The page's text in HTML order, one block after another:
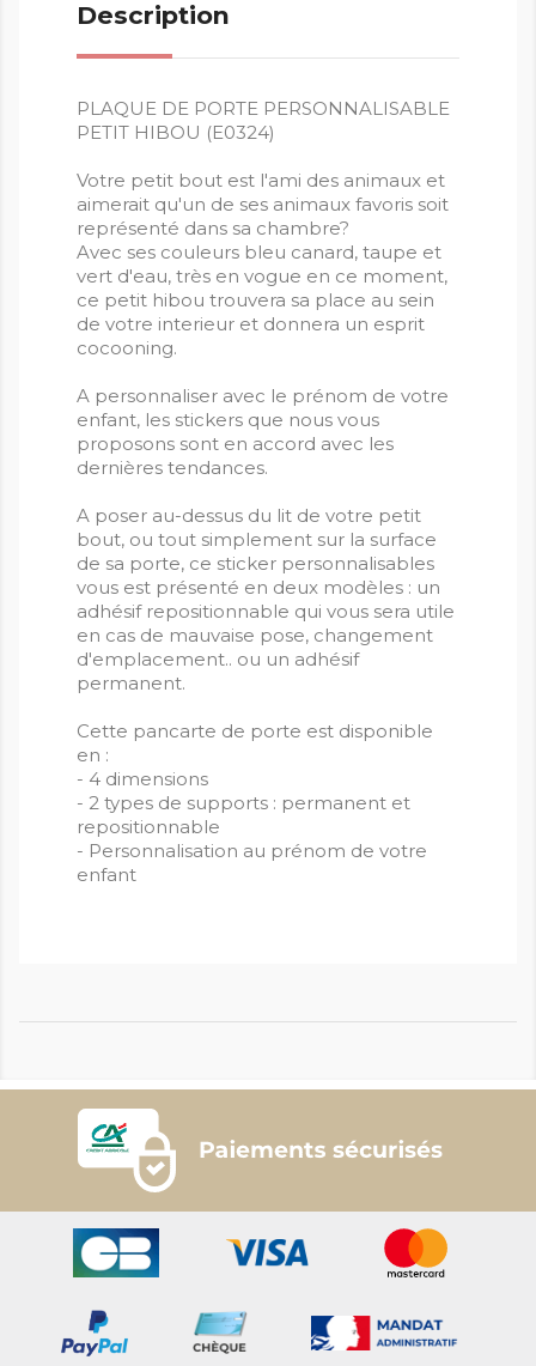
Description
PLAQUE DE PORTE PERSONNALISABLE
PETIT HIBOU (E0324)
Votre petit bout est l'ami des animaux et
aimerait qu'un de ses animaux favoris soit
représenté dans sa chambre?
Avec ses couleurs bleu canard, taupe et
vert d'eau, très en vogue en ce moment,
ce petit hibou trouvera sa place au sein
de votre interieur et donnera un esprit
cocooning.
A personnaliser avec le prénom de votre
enfant, les stickers que nous vous
proposons sont en accord avec les
dernières tendances.
A poser au-dessus du lit de votre petit
bout, ou tout simplement sur la surface
de sa porte, ce sticker personnalisables
vous est présenté en deux modèles : un
adhésif repositionnable qui vous sera utile
en cas de mauvaise pose, changement
d'emplacement.. ou un adhésif
permanent.
Cette pancarte de porte est disponible
en :
- 4 dimensions
- 2 types de supports : permanent et
repositionnable
- Personnalisation au prénom de votre
enfant